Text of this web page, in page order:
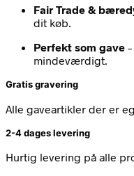
Fair Trade &
dit køb.
Perfekt som gave
mindeværdigt.
Gratis gravering
Alle gaveartikler der er
2-4 dages levering
Hurtig levering på alle